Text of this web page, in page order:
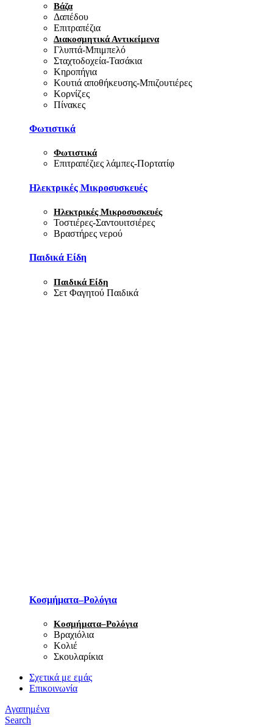
Βάζα
Δαπέδου
Επιτραπέζια
Διακοσμητικά Αντικείμενα
Γλυπτά-Μπιμπελό
Σταχτοδοχεία-Τασάκια
Κηροπήγια
Κουτιά αποθήκευσης-Μπιζουτιέρες
Κορνίζες
Πίνακες
Φωτιστικά
Φωτιστικά
Επιτραπέζιες λάμπες-Πορτατίφ
Ηλεκτρικές Μικροσυσκευές
Ηλεκτρικές Μικροσυσκευές
Τοστιέρες-Σαντουιτσιέρες
Βραστήρες νερού
Παιδικά Είδη
Παιδικά Είδη
Σετ Φαγητού Παιδικά
Κοσμήματα–Ρολόγια
Κοσμήματα–Ρολόγια
Βραχιόλια
Κολιέ
Σκουλαρίκια
Σχετικά με εμάς
Επικοινωνία
Αγαπημένα
Search